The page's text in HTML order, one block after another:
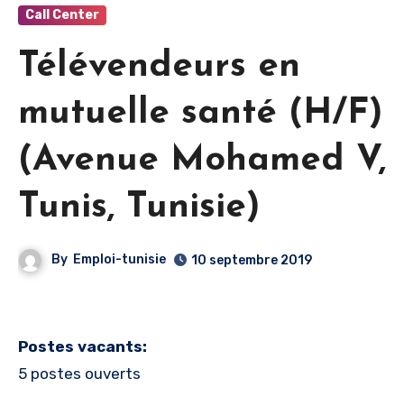
Call Center
Télévendeurs en
mutuelle santé (H/F)
(Avenue Mohamed V,
Tunis, Tunisie)
By Emploi-tunisie 10 septembre 2019
Postes vacants:
5 postes ouverts